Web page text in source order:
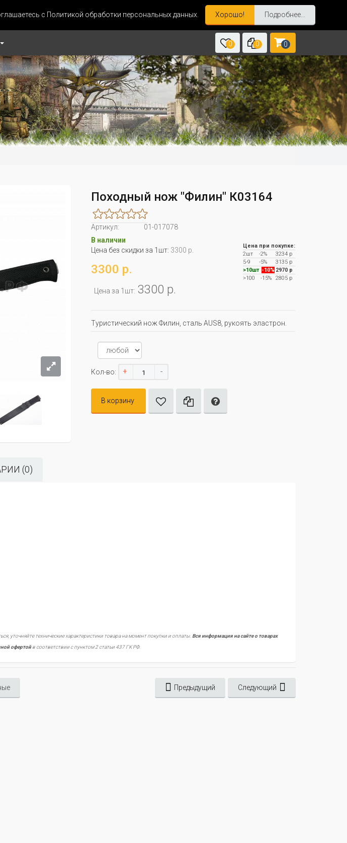
с Политикой обработки персональных данных. Хорошо! Подробнее...
0 0 0
Походный нож "Филин" К03164
Артикул:
01-017078
В наличии
Цена без скидки за 1шт: 3300 р.
3300 р.
Цена за 1шт: 3300 р.
Цена при покупке:
2шт
-2%
3234 р
5-9
-5%
3135 р
>10шт -10% 2970 р
>100
-15% 2805 р
Туристический нож Филин, сталь AUS8, рукоять эластрон.
Кол-во: + -
В корзину
(0)
уточняйте технические характеристики товара на момент покупки и оплаты. Вся информация на сайте о товарах
офертойв соответствии с пунктом 2 статьи 437 ГК РФ.
Предыдущий Следующий